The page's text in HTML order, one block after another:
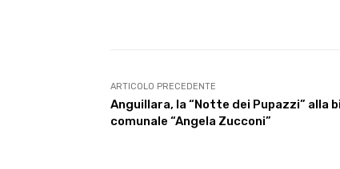
ARTICOLO PRECEDENTE
Anguillara, la “Notte dei Pupazzi” alla
comunale “Angela Zucconi”